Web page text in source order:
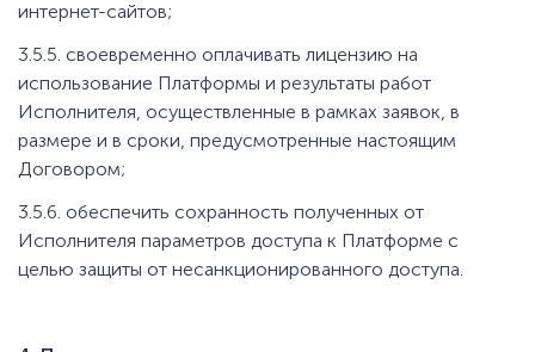
интернет-сайтов;
3.5.5. своевременно оплачивать лицензию на
использование Платформы и результаты работ
Исполнителя, осуществленные в рамках заявок, в
размере и в сроки, предусмотренные настоящим
Договором;
3.5.6. обеспечить сохранность полученных от
Исполнителя параметров доступа к Платформе с
целью защиты от несанкционированного доступа.